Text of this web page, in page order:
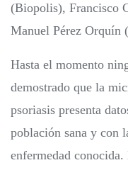
(Biopolis), Francisco
Manuel Pérez Orquín
Hasta el momento
demostrado que la
psoriasis presenta
población sana y con
enfermedad